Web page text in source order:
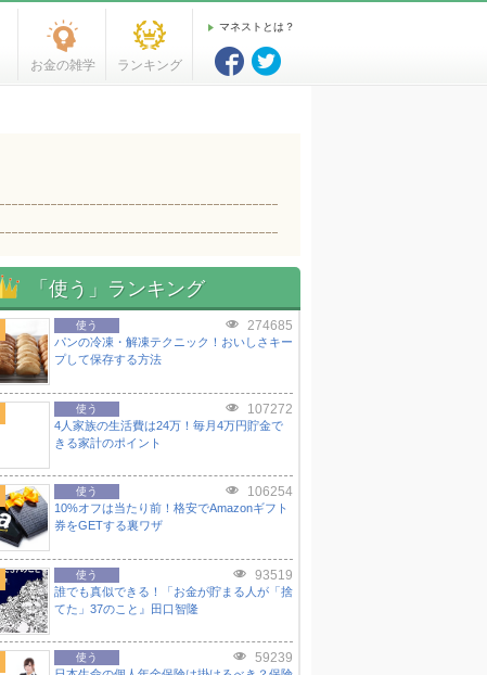
お金の雑学 ランキング
マネストとは？
「使う」ランキング
使う 274685
パンの冷凍・解凍テクニック！おいしさキー
プして保存する方法
使う 107272
4人家族の生活費は24万！毎月4万円貯金で
きる家計のポイント
使う 106254
10%オフは当たり前！格安でAmazonギフト
券をGETする裏ワザ
使う 93519
誰でも真似できる！「お金が貯まる人が「捨
てた」37のこと』田口智隆
使う 59239